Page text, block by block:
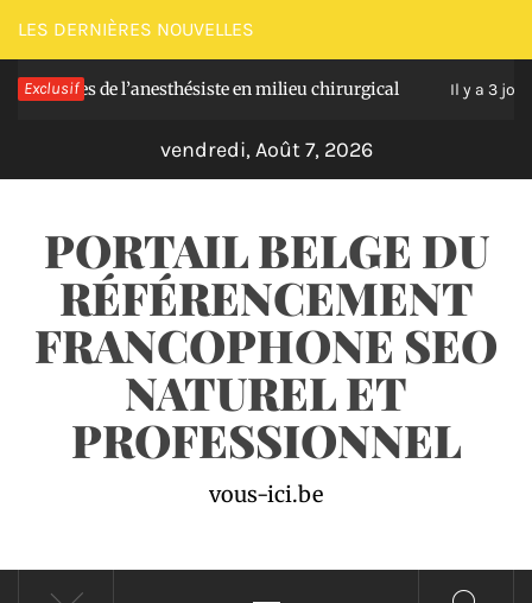
Passer
au
contenu
LES DERNIÈRES NOUVELLES
Exclusif
l’anesthésiste en milieu chirurgical Il y a 3 jours
vendredi, Août 7, 2026
PORTAIL BELGE DU
RÉFÉRENCEMENT
FRANCOPHONE SEO
NATUREL ET
PROFESSIONNEL
vous-ici.be